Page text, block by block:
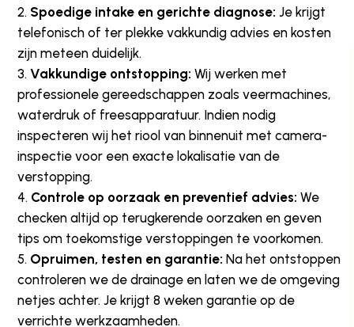
Spoedige intake en gerichte diagnose: Je krijgt
telefonisch of ter plekke vakkundig advies en kosten
zijn meteen duidelijk.
Vakkundige ontstopping: Wij werken met
professionele gereedschappen zoals veermachines,
waterdruk of freesapparatuur. Indien nodig
inspecteren wij het riool van binnenuit met camera-
inspectie voor een exacte lokalisatie van de
verstopping.
Controle op oorzaak en preventief advies: We
checken altijd op terugkerende oorzaken en geven
tips om toekomstige verstoppingen te voorkomen.
Opruimen, testen en garantie: Na het ontstoppen
controleren we de drainage en laten we de omgeving
netjes achter. Je krijgt 8 weken garantie op de
verrichte werkzaamheden.